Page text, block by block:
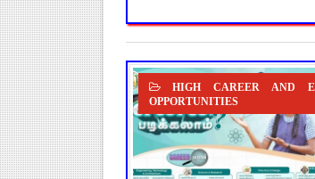
HIGH CAREER AND
OPPORTUNITIES